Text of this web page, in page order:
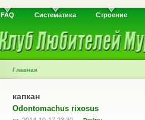
FAQ Систематика Строение
Главная
капкан
Odontomachus rixosus